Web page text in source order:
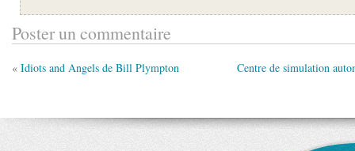
Poster un commentaire
« Idiots and Angels de Bill Plympton Centre de simulation